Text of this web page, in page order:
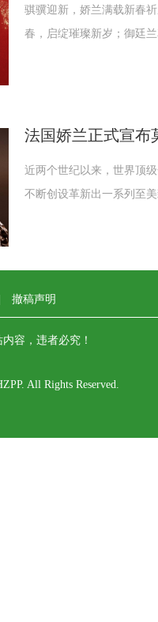
骐骥迎新，娇兰满载新春
春，启绽璀璨新岁；御廷
法国娇兰正式宣布
近两个世纪以来，世界顶
不断创设革新出一系列至
撤稿声明
容，违者必究！
All Rights Reserved.